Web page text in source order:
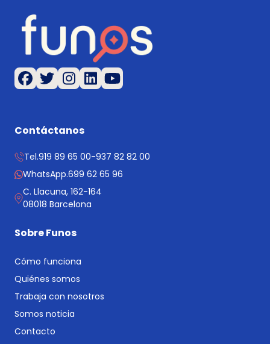
Contáctanos
Tel.919 89 65 00-937 82 82 00
WhatsApp.699 62 65 96
C. Llacuna, 162-164
08018 Barcelona
Sobre Funos
Cómo funciona
Quiénes somos
Trabaja con nosotros
Somos noticia
Contacto